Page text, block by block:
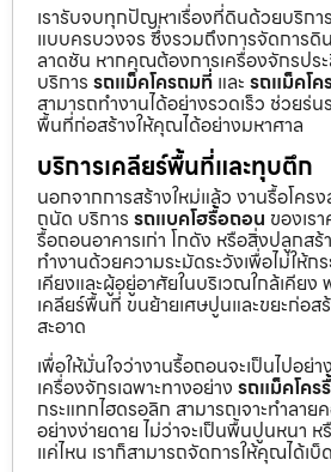
เรารับจบทุกปัญหาเรื่องที่ดินด้วยบริการ
แบบครบวงจร ซึ่งรวมถึงการจัดการดิ
ลาดชัน หากคุณต้องการเครื่องจักรปร
บริการ รถแม็คโครถมที่ และ รถแม็คโ
สามารถทำงานได้อย่างรวดเร็ว ช่วยร่น
พื้นที่ก่อสร้างให้คุณได้อย่างมหาศาล
บริการเคลียร์พื้นที่และทุบตึก
นอกจากการสร้างใหม่แล้ว งานรื้อโครง
ถนัด บริการ รถแบคโฮรื้อถอน ของเร
รื้อถอนอาคารเก่า โกดัง หรือสิ่งปลูกสร้
ทำงานด้วยความระมัดระวังเพื่อไม่ให้ก
เคียงและผู้อยู่อาศัยในบริเวณใกล้เคีย
เคลียร์พื้นที่ ขนย้ายเศษปูนและขยะก่อส
สะอาด
เพื่อให้มั่นใจว่างานรื้อถอนจะเป็นไปอย่
เครื่องจักรเฉพาะทางอย่าง รถแม็คโคร
กระแทกไฮดรอลิก สามารถเจาะทำลาย
อย่างง่ายดาย ไม่ว่าจะเป็นพื้นปูนหนา ห
แค่ไหน เราก็สามารถจัดการให้คุณได้เบ็